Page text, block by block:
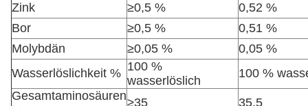
Zink
≥0,5 %
0,52 %
Bor
≥0,5 %
0,51 %
Molybdän
≥0,05 %
0,05 %
Wasserlöslichkeit % 100 %
wasserlöslich
100 %
Gesamtaminosäuren≥35
35.5